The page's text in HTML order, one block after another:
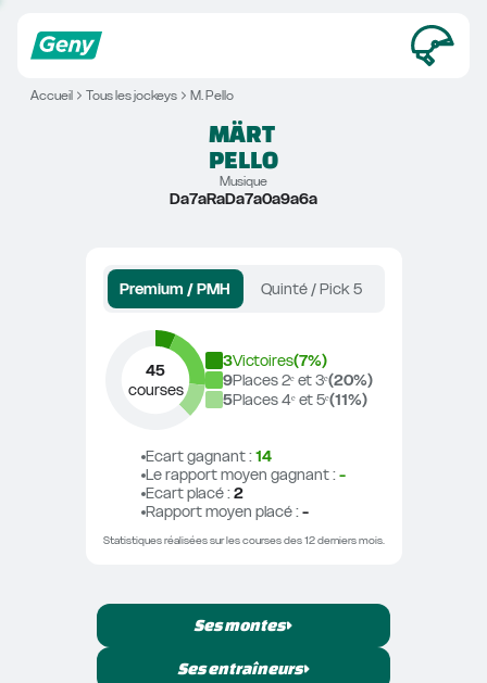
Accueil Tous les jockeys M. Pello
MÄRT
PELLO
Musique
Da7aRaDa7a0a9a6a
Premium / PMH Quinté / Pick 5
45
courses
3Victoires(7%)
9Places 2ᵉ et 3ᵉ(20%)
5Places 4ᵉ et 5ᵉ(11%)
Ecart gagnant : 14
Le rapport moyen gagnant : -
Ecart placé : 2
Rapport moyen placé : -
Statistiques réalisées sur les courses des 12 derniers mois.
Ses montes
Ses entraîneurs